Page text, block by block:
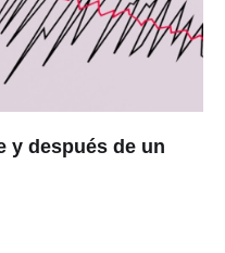
y después de un